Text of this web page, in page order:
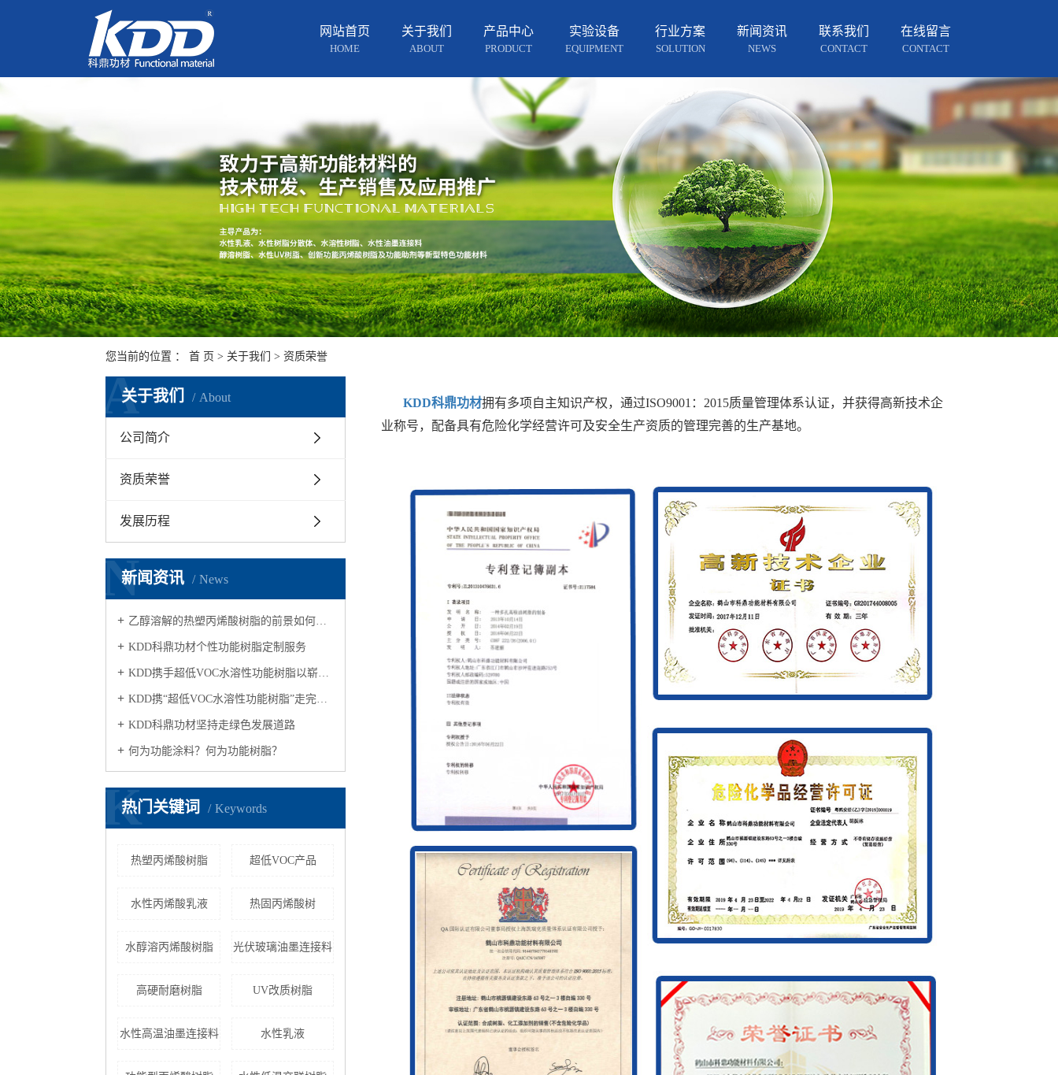
网站首页
HOME
关于我们
ABOUT
产品中心
PRODUCT
实验设备
EQUIPMENT
行业方案
SOLUTION
新闻资讯
NEWS
联系我们
CONTACT
在线留言
CONTACT
您当前的位置 ：首 页 > 关于我们 >资质荣誉
关于我们 About
A
公司简介
资质荣誉
发展历程
新闻资讯 News
N
乙醇溶解的热塑丙烯酸树脂的前景如何？适合应用在哪个行业？
KDD科鼎功材个性功能树脂定制服务
KDD携手超低VOC水溶性功能树脂以崭新的面貌亮相2018广州涂展，得到国内外宾客的高度关注
KDD携“超低VOC水溶性功能树脂”走完第二十三届涂展旅程
KDD科鼎功材坚持走绿色发展道路
何为功能涂料？何为功能树脂？
热门关键词 Keywords
K
热塑丙烯酸树脂 超低VOC产品
水性丙烯酸乳液 热固丙烯酸树
水醇溶丙烯酸树脂 光伏玻璃油墨连接料
高硬耐磨树脂 UV改质树脂
水性高温油墨连接料 水性乳液
KDD科鼎功材拥有多项自主知识产权，通过ISO9001：2015质量管理体系认证，并获得高新技术企
业称号，配备具有危险化学经营许可及安全生产资质的管理完善的生产基地。